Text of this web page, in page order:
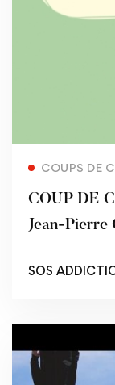
COUPS DE
COUP DE
Jean-
SOS